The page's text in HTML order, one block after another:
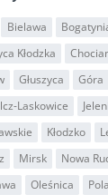
Bielawa
Kłodzka
Głuszyca Góra
Laskowice
Kłodzko
Mirsk Nowa
Oleśnica